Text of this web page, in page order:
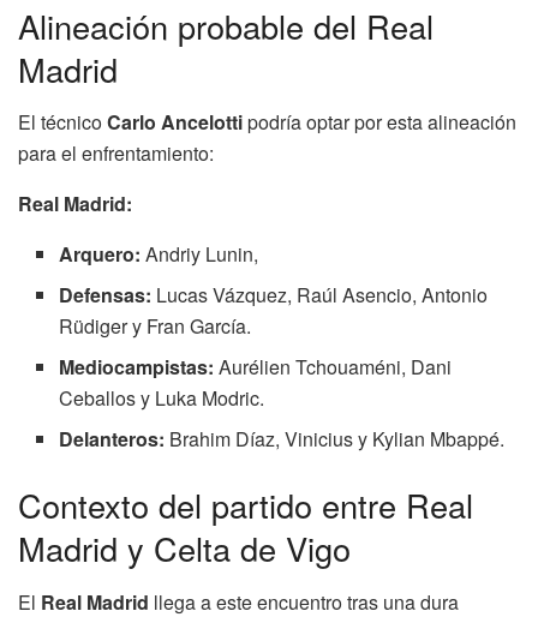
Alineación probable del Real
Madrid
El técnicoCarlo Ancelottipodría optar por esta alineación
para el enfrentamiento:
Real Madrid:
Arquero: Andriy Lunin,
Defensas: Lucas Vázquez, Raúl Asencio, Antonio
Rüdiger y Fran García.
Mediocampistas: Aurélien Tchouaméni, Dani
Ceballos y Luka Modric.
Delanteros: Brahim Díaz, Vinicius y Kylian Mbappé.
Contexto del partido entre Real
Madrid y Celta de Vigo
El Real Madrid llega a este encuentro tras una dura